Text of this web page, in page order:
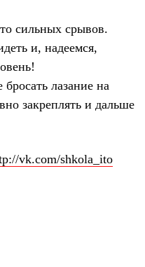
сильных срывов.
и, надеемся,
лазание на
закреплять и дальше
vk.com/shkola_ito